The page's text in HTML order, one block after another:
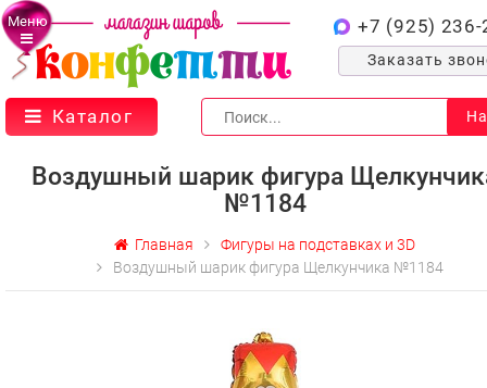
Меню +7 (925) 236-
Заказать
Каталог
Воздушный шарик фигура
№1184
Главная
Фигуры на подставках и 3D
Воздушный шарик фигура Щелкунчика №1184